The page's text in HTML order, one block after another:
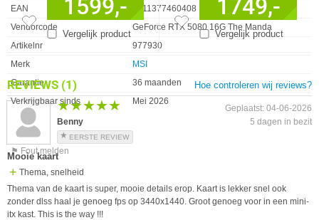
EAN
4711377460408
Vendorcode
GeForce RTX 5080 16G The Manda
Artikelnr
977930
Merk
MSI
Garantie
36 maanden
Verkrijgbaar sinds
Mei 2026
⚑ Fout melden
Vergelijk product
1599,-
Vergelijk product
1749,-
REVIEWS (1) Hoe controleren wij reviews?
★★★★★
★★★★★
Benny
EERSTE REVIEW
Geplaatst: 04-06-2026
5 dagen in bezit
Mooie kaart
Thema, snelheid
Thema van de kaart is super, mooie details erop. Kaart is lekker snel ook
zonder dlss haal je genoeg fps op 3440x1440. Groot genoeg voor in een mini-
itx kast. This is the way !!!